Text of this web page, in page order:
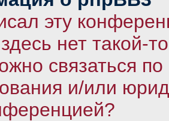
эту
нет такой-
связаться по
и/или